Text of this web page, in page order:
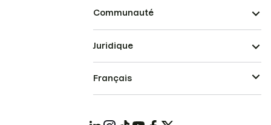
Communauté
Juridique
Français